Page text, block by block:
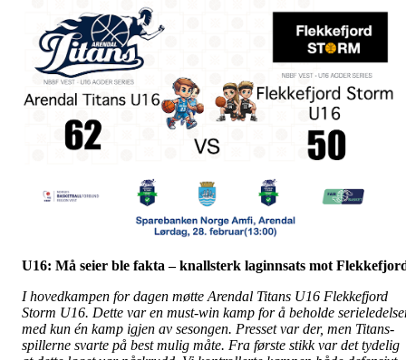
U16: Må seier ble fakta – knallsterk laginnsats mot
I hovedkampen for dagen møtte Arendal Titans U16 Flekkefjord
Storm U16. Dette var en must-win kamp for å beholde
med kun én kamp igjen av sesongen. Presset var der, men Titans-
spillerne svarte på best mulig måte. Fra første stikk var det tydelig